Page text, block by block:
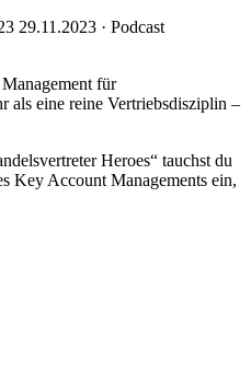
29.11.2023 · Podcast
für
als eine reine Vertriebsdisziplin –
Heroes“ tauchst du
Key Account Managements ein,